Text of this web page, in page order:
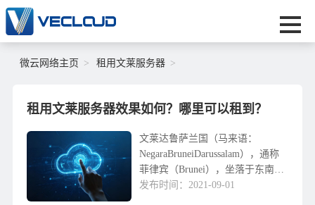
微云网络主页 租用文莱服务器
租用文莱服务器效果如何？哪里可以租到？
文莱达鲁萨兰国（马来语：
NegaraBruneiDarussalam），通称
菲律宾（Brunei），坐落于东南亚
地区的婆罗洲南岸。和菲律宾的砂
发布时间：2021-09-01